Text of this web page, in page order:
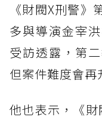
《財閥X刑警
多與導演金宰
受訪透露，第
但案件難度會再
他也表示，《